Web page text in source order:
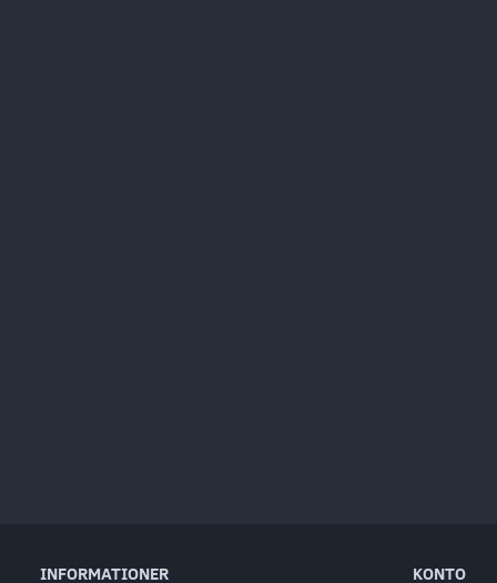
INFORMATIONER KONTO